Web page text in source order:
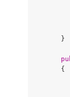
      }
{